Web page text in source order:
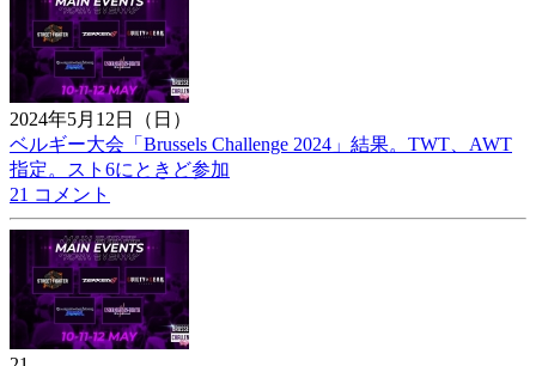
2024年5月12日（日）
ベルギー大会「Brussels Challenge 2024」結果。TWT、AWT
指定。スト6にときど参加
21 コメント